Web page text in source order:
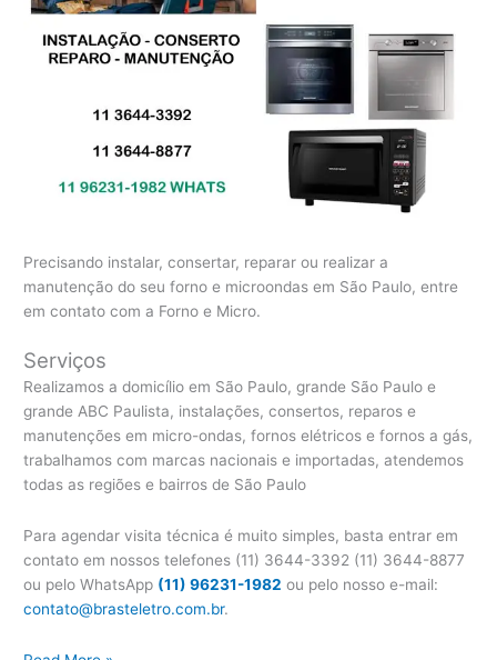
Precisando instalar, consertar, reparar ou realizar a
manutenção do seu forno e microondas em São Paulo, entre
em contato com a Forno e Micro.
Serviços
Realizamos a domicílio em São Paulo, grande São Paulo e
grande ABC Paulista, instalações, consertos, reparos e
manutenções em micro-ondas, fornos elétricos e fornos a gás,
trabalhamos com marcas nacionais e importadas, atendemos
todas as regiões e bairros de São Paulo
Para agendar visita técnica é muito simples, basta entrar em
contato em nossos telefones (11) 3644-3392 (11) 3644-8877
ou pelo WhatsApp (11) 96231-1982 ou pelo nosso e-mail:
contato@brasteletro.com.br.